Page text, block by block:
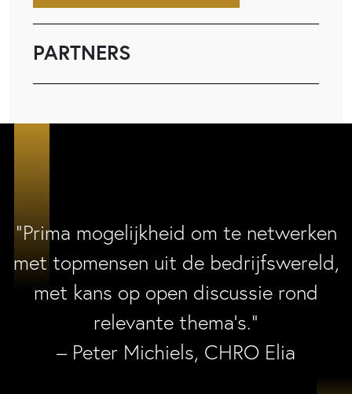
PARTNERS
“Prima mogelijkheid om te netwerken
met topmensen uit de bedrijfswereld,
met kans op open discussie rond
relevante thema’s.”
– Peter Michiels, CHRO Elia